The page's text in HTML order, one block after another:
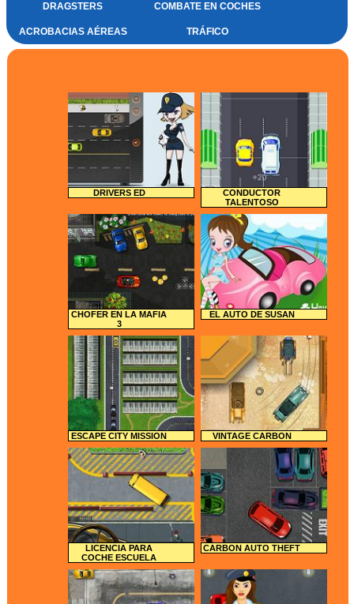
DRAGSTERS
COMBATE EN COCHES
ACROBACIAS AÉREAS TRÁFICO
DRIVERS ED
CONDUCTOR
TALENTOSO
CHOFER EN LA MAFIA
3
EL AUTO DE SUSAN
ESCAPE CITY MISSION VINTAGE CARBON
LICENCIA PARA
COCHE ESCUELA
CARBON AUTO THEFT